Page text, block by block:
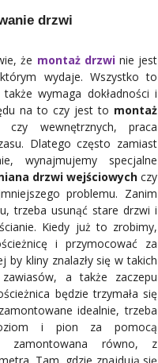
drzwi
że montaż drzwinie jest
wydaje. Wszystko to
wymaga dokładności i
na to czy jest to montaż
wewnętrznych, praca
Dlatego często zamiast
wynajmujemy specjalne
drzwi wejściowychczy
problemu. Zanim
trzeba usunąć stare drzwi i
Kiedy już to zrobimy,
i przymocować za
by kliny znalazły się w takich
a także zaczepu
będzie trzymała się
idealnie, trzeba
i pion za pomocą
zamontowana równo, z